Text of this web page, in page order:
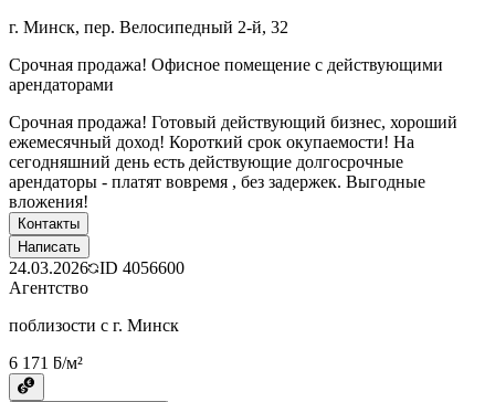
г. Минск, пер. Велосипедный 2-й, 32
Срочная продажа! Офисное помещение с действующими
арендаторами
Срочная продажа! Готовый действующий бизнес, хороший
ежемесячный доход! Короткий срок окупаемости! На
сегодняшний день есть действующие долгосрочные
арендаторы - платят вовремя , без задержек. Выгодные
вложения!
Контакты
Написать
24.03.2026 ID 4056600
Агентство
поблизости с г. Минск
6 171 ƃ/м²